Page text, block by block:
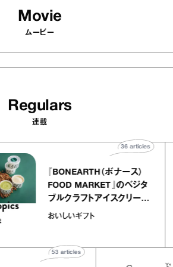
Movie
ムービー
Regulars
連載
『BONEARTH（ボナース）
FOOD MARKET』のベジタ
ブルクラフトアイスクリーム
｜真野知子の「おいしいギフ
おいしいギフト
36articles
articles